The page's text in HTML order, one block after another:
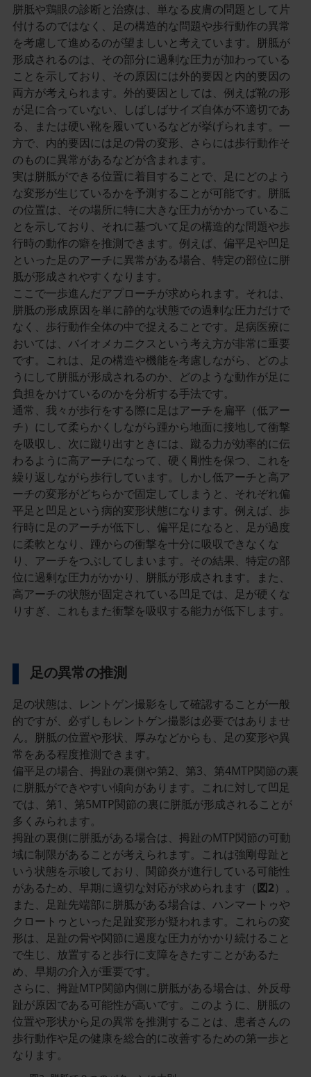
胼胝や鶏眼の診断と治療は、単なる皮膚の問題として片
付けるのではなく、足の構造的な問題や歩行動作の異常
を考慮して進めるのが望ましいと考えています。胼胝が
形成されるのは、その部分に過剰な圧力が加わっている
ことを示しており、その原因には外的要因と内的要因の
両方が考えられます。外的要因としては、例えば靴の形
が足に合っていない、しばしばサイズ自体が不適切であ
る、または硬い靴を履いているなどが挙げられます。一
方で、内的要因には足の骨の変形、さらには歩行動作そ
のものに異常があるなどが含まれます。
実は胼胝ができる位置に着目することで、足にどのよう
な変形が生じているかを予測することが可能です。胼胝
の位置は、その場所に特に大きな圧力がかかっているこ
とを示しており、それに基づいて足の構造的な問題や歩
行時の動作の癖を推測できます。例えば、偏平足や凹足
といった足のアーチに異常がある場合、特定の部位に胼
胝が形成されやすくなります。
ここで一歩進んだアプローチが求められます。それは、
胼胝の形成原因を単に静的な状態での過剰な圧力だけで
なく、歩行動作全体の中で捉えることです。足病医療に
おいては、バイオメカニクスという考え方が非常に重要
です。これは、足の構造や機能を考慮しながら、どのよ
うにして胼胝が形成されるのか、どのような動作が足に
負担をかけているのかを分析する手法です。
通常、我々が歩行をする際に足はアーチを扁平（低アー
チ）にして柔らかくしながら踵から地面に接地して衝撃
を吸収し、次に蹴り出すときには、蹴る力が効率的に伝
わるように高アーチになって、硬く剛性を保つ、これを
繰り返しながら歩行しています。しかし低アーチと高ア
ーチの変形がどちらかで固定してしまうと、それぞれ偏
平足と凹足という病的変形状態になります。例えば、歩
行時に足のアーチが低下し、偏平足になると、足が過度
に柔軟となり、踵からの衝撃を十分に吸収できなくな
り、アーチをつぶしてしまいます。その結果、特定の部
位に過剰な圧力がかかり、胼胝が形成されます。また、
高アーチの状態が固定されている凹足では、足が硬くな
りすぎ、これもまた衝撃を吸収する能力が低下します。
足の異常の推測
足の状態は、レントゲン撮影をして確認することが一般
的ですが、必ずしもレントゲン撮影は必要ではありませ
ん。胼胝の位置や形状、厚みなどからも、足の変形や異
常をある程度推測できます。
偏平足の場合、拇趾の裏側や第2、第3、第4MTP関節の裏
に胼胝ができやすい傾向があります。これに対して凹足
では、第1、第5MTP関節の裏に胼胝が形成されることが
多くみられます。
拇趾の裏側に胼胝がある場合は、拇趾のMTP関節の可動
域に制限があることが考えられます。これは強剛母趾と
いう状態を示唆しており、関節炎が進行している可能性
があるため、早期に適切な対応が求められます（図2）。
また、足趾先端部に胼胝がある場合は、ハンマートゥや
クロートゥといった足趾変形が疑われます。これらの変
形は、足趾の骨や関節に過度な圧力がかかり続けること
で生じ、放置すると歩行に支障をきたすことがあるた
め、早期の介入が重要です。
さらに、拇趾MTP関節内側に胼胝がある場合は、外反母
趾が原因である可能性が高いです。このように、胼胝の
位置や形状から足の異常を推測することは、患者さんの
歩行動作や足の健康を総合的に改善するための第一歩と
なります。